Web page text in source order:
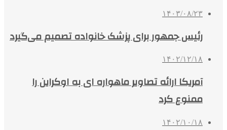
۱۴۰۳/۰۸/۲۳
رئیس جمهور برای پزشک خانواده تصمیم می‌گیرد
۱۴۰۲/۱۲/۱۸
آمریکا ارائه تصاویر ماهواره ای به اوکراین را
ممنوع کرد
۱۴۰۲/۱۰/۱۸